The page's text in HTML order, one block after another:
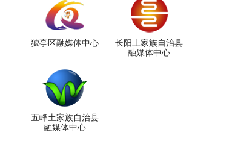
猇亭区融媒体中心
长阳土家族自治县
融媒体中心
五峰土家族自治县
融媒体中心